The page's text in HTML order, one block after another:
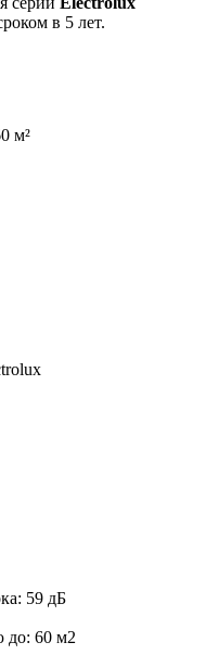
в 5 лет.
м²
59 дБ
до: 60 м2